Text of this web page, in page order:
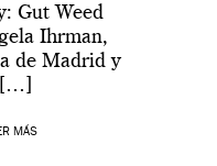
Gut Weed
Ihrman,
de Madrid y
MÁS